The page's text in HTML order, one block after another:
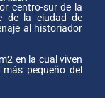
centro-sur de la
de la ciudad de
al historiador
en la cual viven
pequeño del